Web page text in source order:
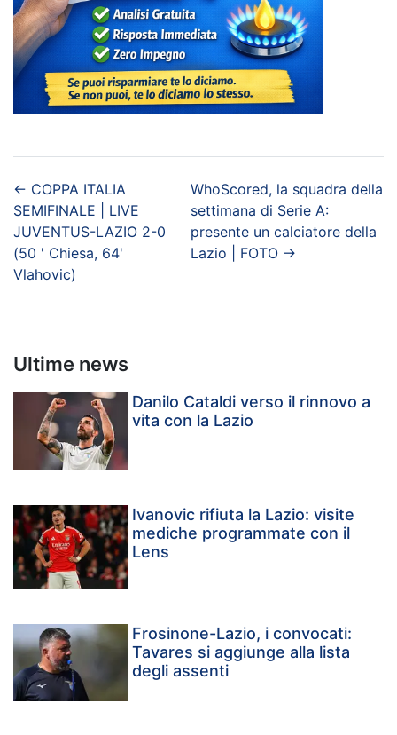
← COPPA ITALIA
SEMIFINALE | LIVE
JUVENTUS-LAZIO 2-0
(50 ' Chiesa, 64'
Vlahovic)
WhoScored, la squadra della
settimana di Serie A:
presente un calciatore della
Lazio | FOTO→
Ultime news
Danilo Cataldi verso il rinnovo a
vita con la Lazio
Ivanovic rifiuta la Lazio: visite
mediche programmate con il
Lens
Frosinone-Lazio, i convocati:
Tavares si aggiunge alla lista
degli assenti